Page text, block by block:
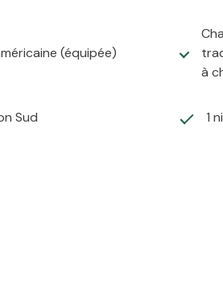
acquéreurs)
ATP Immobilier 02.51.46.47.20.
(équipée)
à
Sud 1